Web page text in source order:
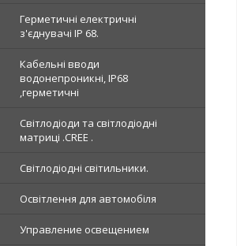
Герметичні електричні
з'єднувачі IP 68.
Кабельні вводи
водонепроникні, IP68
,герметичні
Світлодіоди та світлодіодні
матриці .CREE .
Світлодіодні світильники.
Освітлення для автомобіля
Управление освещением